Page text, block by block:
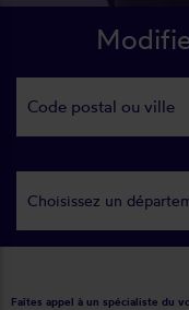
Choisissez un
Faîtes appel à un spécialiste du